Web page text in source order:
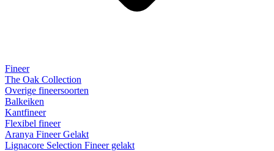
Fineer
The Oak Collection
Overige fineersoorten
Balkeiken
Kantfineer
Flexibel fineer
Aranya Fineer Gelakt
Lignacore Selection Fineer gelakt